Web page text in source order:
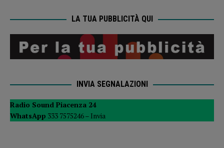
LA TUA PUBBLICITÀ QUI
INVIA SEGNALAZIONI
Radio Sound Piacenza 24
WhatsApp 333 7575246 – Invia